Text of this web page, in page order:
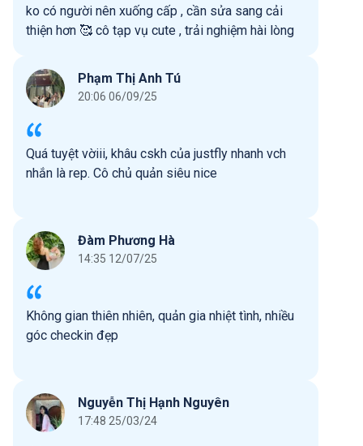
ko có người nên xuống cấp , cần sửa sang cải
thiện hơn 🥰 cô tạp vụ cute , trải nghiệm hài lòng
Phạm Thị Anh Tú
20:06 06/09/25
Quá tuyệt vờiii, khâu cskh của justfly nhanh vch
nhắn là rep. Cô chủ quản siêu nice
Đàm Phương Hà
14:35 12/07/25
Không gian thiên nhiên, quản gia nhiệt tình, nhiều
góc checkin đẹp
Nguyễn Thị Hạnh Nguyên
17:48 25/03/24